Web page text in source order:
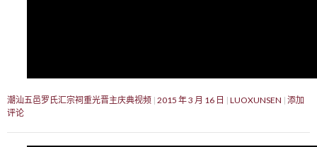
潮汕五邑罗氏汇宗祠重光晋主庆典视频 2015 年 3 月 16 日 LUOXUNSEN 添加
评论